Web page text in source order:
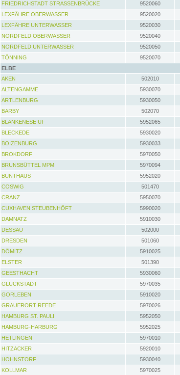
FRIEDRICHSTADT STRASSENBRÜCKE
9520060
LEXFÄHRE OBERWASSER
9520020
LEXFÄHRE UNTERWASSER
9520030
NORDFELD OBERWASSER
9520040
NORDFELD UNTERWASSER
9520050
TÖNNING
9520070
ELBE
AKEN
502010
ALTENGAMME
5930070
ARTLENBURG
5930050
BARBY
502070
BLANKENESE UF
5952065
BLECKEDE
5930020
BOIZENBURG
5930033
BROKDORF
5970050
BRUNSBÜTTEL MPM
5970094
BUNTHAUS
5952020
COSWIG
501470
CRANZ
5950070
CUXHAVEN STEUBENHÖFT
5990020
DAMNATZ
5910030
DESSAU
502000
DRESDEN
501060
DÖMITZ
5910025
ELSTER
501390
GEESTHACHT
5930060
GLÜCKSTADT
5970035
GORLEBEN
5910020
GRAUERORT REEDE
5970026
HAMBURG ST. PAULI
5952050
HAMBURG-HARBURG
5952025
HETLINGEN
5970010
HITZACKER
5920010
HOHNSTORF
5930040
KOLLMAR
5970025